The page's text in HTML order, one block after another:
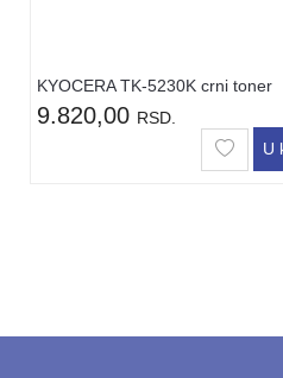
KYOCERA TK-5230K crni toner
9.820,00 RSD.
U